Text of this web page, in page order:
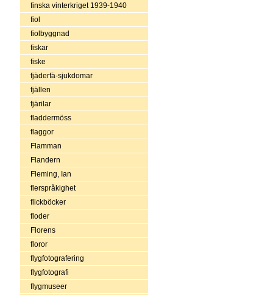
finska vinterkriget 1939-1940
fiol
fiolbyggnad
fiskar
fiske
fjäderfä-sjukdomar
fjällen
fjärilar
fladdermöss
flaggor
Flamman
Flandern
Fleming, Ian
flerspråkighet
flickböcker
floder
Florens
floror
flygfotografering
flygfotografi
flygmuseer